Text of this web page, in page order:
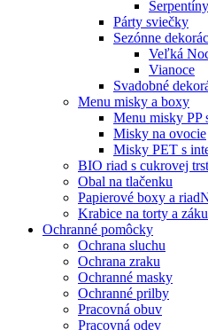
Párty sviečky
Sezónne
Veľká
Vianoce
Svadobné
Menu misky a boxy
Menu misky PP
Misky na ovocie
Misky PET s
BIO riad s cukrovej
Obal na tlačenku
Papierové boxy a riad
Krabice na torty a
Ochranné pomôcky
Ochrana sluchu
Ochrana zraku
Ochranné masky
Ochranné prilby
Pracovná obuv
Pracovná odev